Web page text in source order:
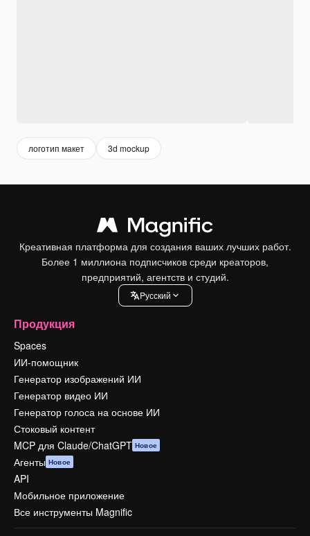
логотип макет 3d mockup
Креативная платформа для создания ваших лучших работ.
Более 1 миллиона подписчиков среди креаторов,
предприятий, агентств и студий.
Pусский
Продукция
Spaces
ИИ-помощник
Генератор изображений ИИ
Генератор видео ИИ
Генератор голоса на основе ИИ
Стоковый контент
MCP для Claude/ChatGPT Новое
Агенты Новое
API
Мобильное приложение
Все инструменты Magnific